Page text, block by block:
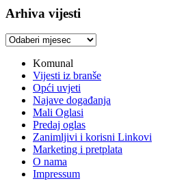
Arhiva vijesti
Arhiva
Komunal
Vijesti iz branše
Opći uvjeti
Najave događanja
Mali Oglasi
Predaj oglas
Zanimljivi i korisni Linkovi
Marketing i pretplata
O nama
Impressum